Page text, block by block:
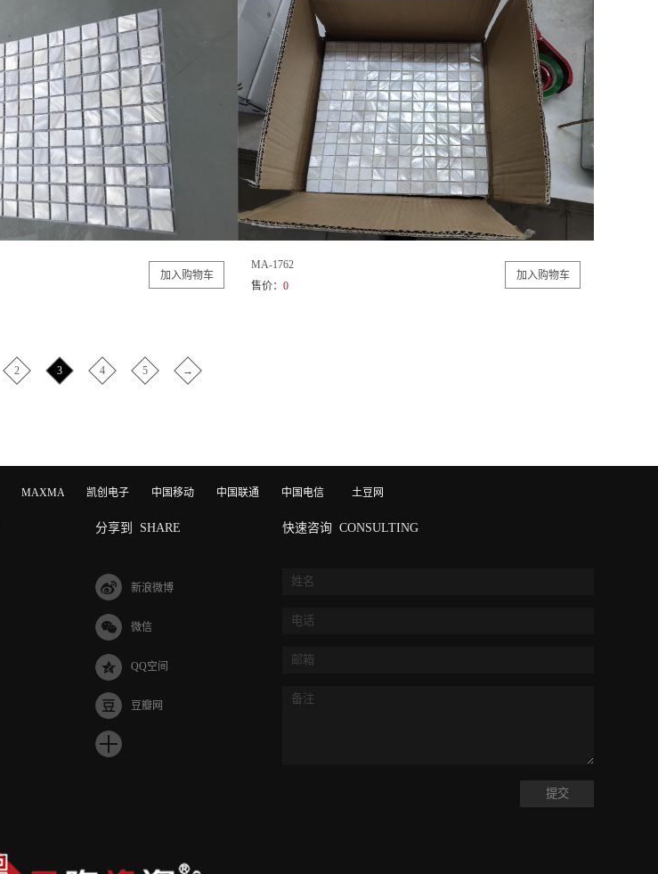
MA-1762
售价： 0
2 3 4 5 →
MAXMAGIC 凯创电子 中国移动 中国联通 中国电信 土豆网
分享到 SHARE
新浪微博
微信
QQ空间
豆瓣网
快速咨询 CONSULTING